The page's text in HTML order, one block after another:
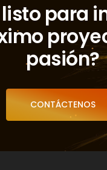
listo para
pasión?
CONTÁCTENOS